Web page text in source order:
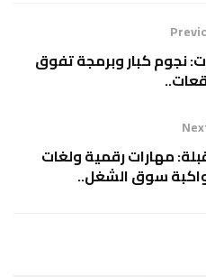
بنزرت: نجوم كبار وبرمجة تفوق
مهارات رقمية ولغات
سوق الشغل..